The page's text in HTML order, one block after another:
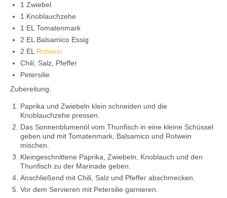
1 Zwiebel
1 Knoblauchzehe
1 EL Tomatenmark
2 EL Balsamico Essig
2 EL Rotwein
Chili, Salz, Pfeffer
Petersilie
Zubereitung:
Paprika und Zwiebeln klein schneiden und die
Knoblauchzehe pressen.
Das Sonnenblumenöl vom Thunfisch in eine kleine Schüssel
geben und mit Tomatenmark, Balsamico und Rotwein
mischen.
Kleingeschnittene Paprika, Zwiebeln, Knoblauch und den
Thunfisch zu der Marinade geben.
Anschließend mit Chili, Salz und Pfeffer abschmecken.
Vor dem Servieren mit Petersilie garnieren.